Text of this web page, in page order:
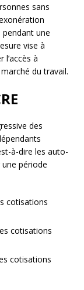
sans
une
vise à
l’accès à
du travail.
des
à-dire les auto-
période
cotisations
cotisations
cotisations